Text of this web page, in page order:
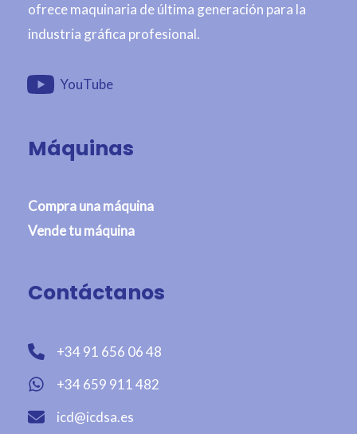
ofrece maquinaria de última generación para la
industria gráfica profesional.
YouTube
Máquinas
Compra una máquina
Vende tu máquina
Contáctanos
+34 91 656 06 48
+34 659 911 482
icd@icdsa.es